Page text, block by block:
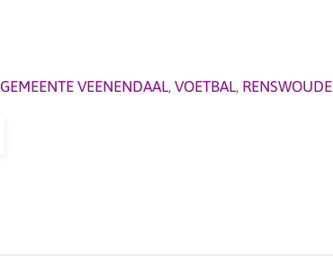
GEMEENTE VEENENDAAL, VOETBAL, RENSWOUDE